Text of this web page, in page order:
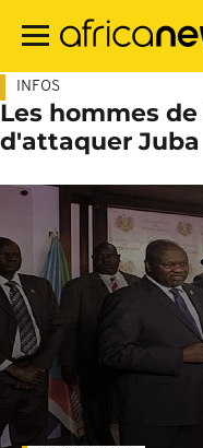
contenu
INFOS
Les hommes
d'attaquer Juba